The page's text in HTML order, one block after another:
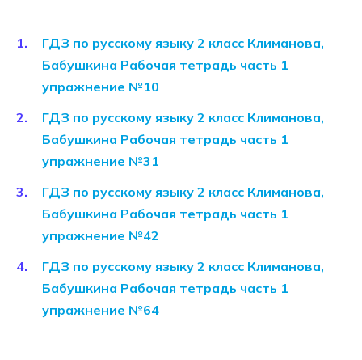
ГДЗ по русскому языку 2 класс Климанова,
Бабушкина Рабочая тетрадь часть 1
упражнение №10
ГДЗ по русскому языку 2 класс Климанова,
Бабушкина Рабочая тетрадь часть 1
упражнение №31
ГДЗ по русскому языку 2 класс Климанова,
Бабушкина Рабочая тетрадь часть 1
упражнение №42
ГДЗ по русскому языку 2 класс Климанова,
Бабушкина Рабочая тетрадь часть 1
упражнение №64